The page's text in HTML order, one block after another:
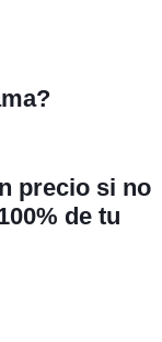
precio si no
de tu